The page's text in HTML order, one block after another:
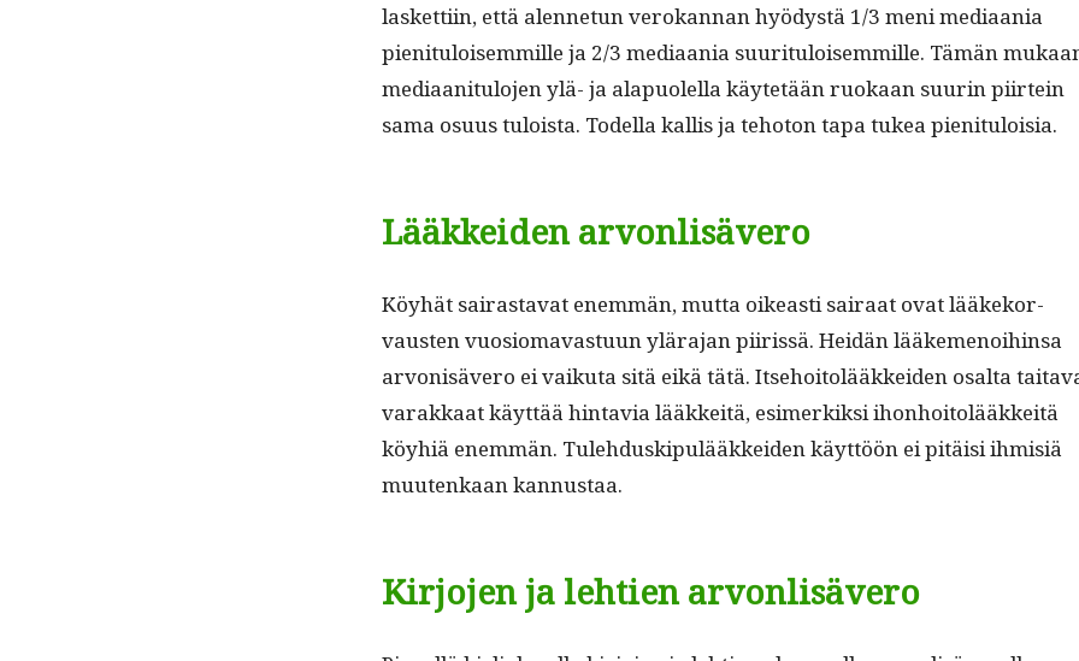
las­ket­ti­in, että alen­netun verokan­nan hyödys­tä 1/3 meni medi­aa­nia
pien­i­t­u­loisem­mille ja 2/3 medi­aa­nia suu­rit­u­loisem­mille. Tämän
medi­aan­i­t­u­lo­jen ylä- ja ala­puolel­la käytetään ruokaan suurin piirtein
sama osu­us tuloista. Todel­la kallis ja teho­ton tapa tukea pienituloisia.
Lääkkeiden arvonlisävero
Köy­hät sairas­ta­vat enem­män, mut­ta oikeasti sairaat ovat lääkeko­r­
vausten vuo­siomavas­tu­un ylära­jan piiris­sä. Hei­dän lääke­menoi­hin­sa
arvon­isävero ei vaiku­ta sitä eikä tätä. Itse­hoitolääkkei­den osalta
varakkaat käyt­tää hin­tavia lääkkeitä, esimerkik­si ihon­hoitolääkkeitä
köy­hiä enem­män. Tule­hduskip­ulääkkei­den käyt­töön ei pitäisi ihmisiä
muutenkaan kannustaa.
Kirjojen ja lehtien arvonlisävero